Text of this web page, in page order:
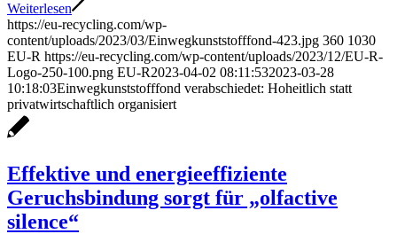
Weiterlesen
https://eu-recycling.com/wp-
content/uploads/2023/03/Einwegkunststofffond-423.jpg 360 1030
EU-R https://eu-recycling.com/wp-content/uploads/2023/12/EU-R-
Logo-250-100.png EU-R2023-04-02 08:11:532023-03-28
10:18:03Einwegkunststofffond verabschiedet: Hoheitlich statt
privatwirtschaftlich organisiert
Effektive und energieeffiziente
Geruchsbindung sorgt für „olfactive
silence“